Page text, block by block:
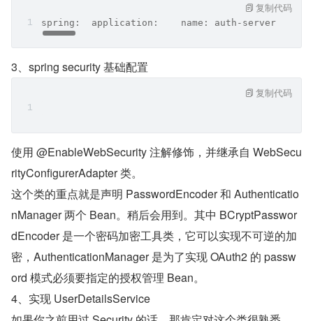
spring:  application:    name: auth-server
复制代码
3、spring security 基础配置
复制代码
使用 @EnableWebSecurity 注解修饰，并继承自 WebSecu
rityConfigurerAdapter 类。
这个类的重点就是声明 PasswordEncoder 和 Authenticatio
nManager 两个 Bean。稍后会用到。其中 BCryptPasswor
dEncoder 是一个密码加密工具类，它可以实现不可逆的加
密，AuthenticationManager 是为了实现 OAuth2 的 passw
ord 模式必须要指定的授权管理 Bean。
4、实现 UserDetailsService